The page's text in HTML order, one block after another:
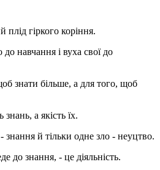
гіркого коріння.
навчання і вуха свої до
знати більше, а для того, щоб
а якість їх.
знання й тільки одне зло - неуцтво.
до знання, - це діяльність.